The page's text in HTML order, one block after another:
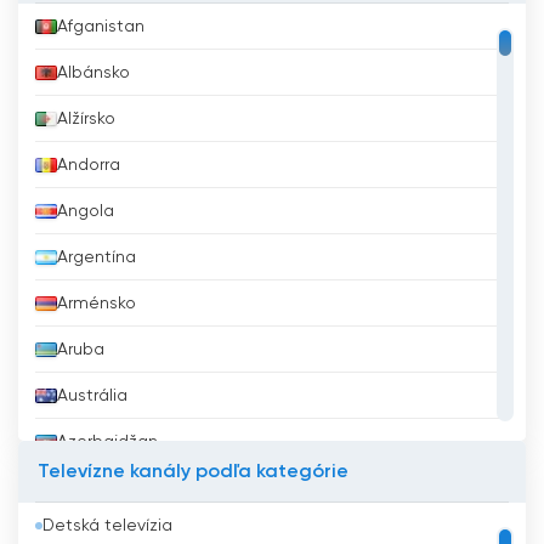
Afganistan
Albánsko
Alžírsko
Andorra
Angola
Argentína
Arménsko
Aruba
Austrália
Azerbajdžan
Bangladéš
Televízne kanály podľa kategórie
Detská televízia